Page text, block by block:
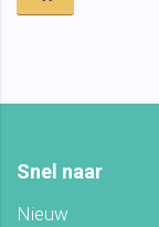
Snel naar
Nieuw